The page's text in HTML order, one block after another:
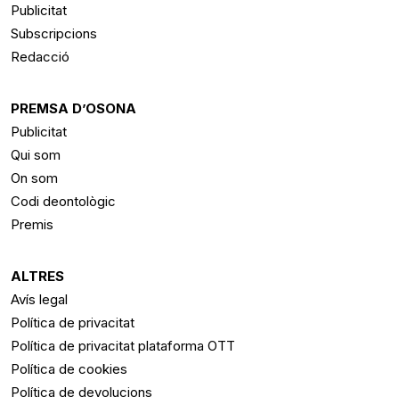
Publicitat
Subscripcions
Redacció
PREMSA D’OSONA
Publicitat
Qui som
On som
Codi deontològic
Premis
ALTRES
Avís legal
Política de privacitat
Política de privacitat plataforma OTT
Política de cookies
Política de devolucions